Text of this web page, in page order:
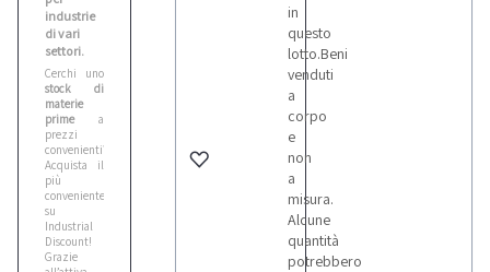
industrie
di vari
settori.
Cerchi uno
stock di
materie
primea
prezzi
convenienti?
Acquista il
più
conveniente
su
Industrial
Discount!
Grazie
in
questo
lotto.Beni
venduti
a
corpo
e
non
a
misura.
Alcune
quantità
potrebbero